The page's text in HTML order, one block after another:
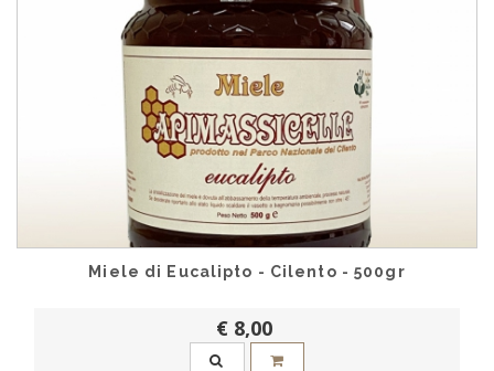
Miele di Eucalipto - Cilento - 500gr
€ 8,00